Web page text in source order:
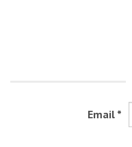
Email *